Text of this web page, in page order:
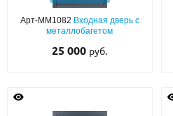
Арт-ММ1082 Входная дверь с
металлобагетом
25 000 руб.